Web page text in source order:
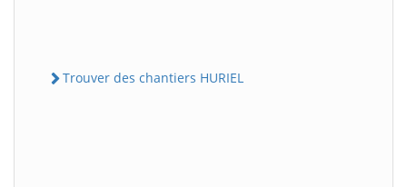
Trouver des chantiers HURIEL